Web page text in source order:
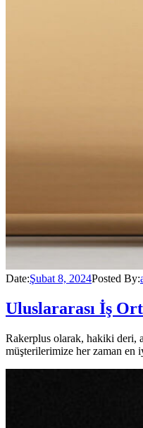
Date:Şubat 8, 2024Posted By:
Uluslararası İş
Rakerplus olarak, hakiki deri,
müşterilerimize her zaman en